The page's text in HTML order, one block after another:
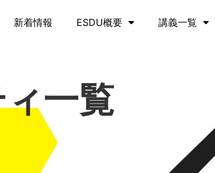
新着情報 ESDU概要 講義一覧
一覧